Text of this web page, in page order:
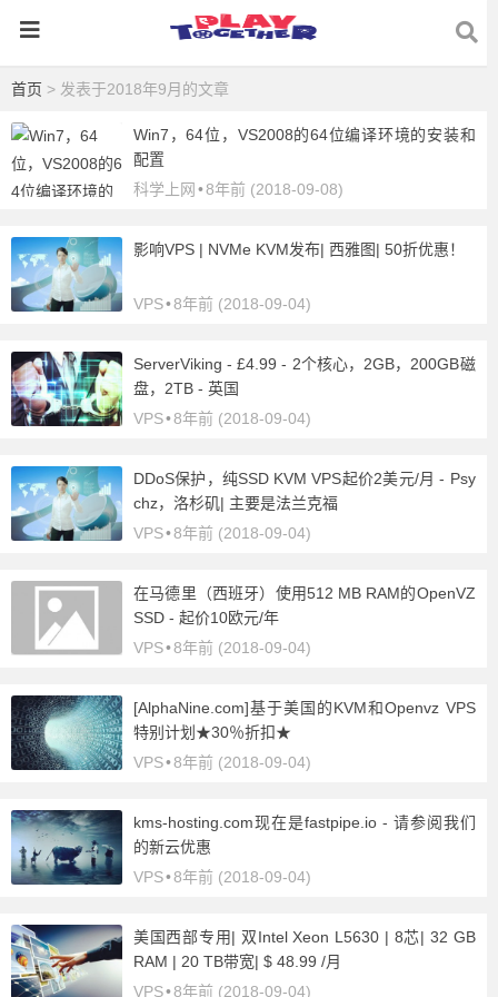
首页 > 发表于2018年9月的文章
Win7，64位，VS2008的64位编译环境的安装和
配置
科学上网 •8年前 (2018-09-08)
影响VPS | NVMe KVM发布| 西雅图| 50折优惠！
VPS•8年前 (2018-09-04)
ServerViking - £4.99 - 2个核心，2GB，200GB磁
盘，2TB - 英国
VPS•8年前 (2018-09-04)
DDoS保护，纯SSD KVM VPS起价2美元/月 - Psy
chz，洛杉矶| 主要是法兰克福
VPS•8年前 (2018-09-04)
在马德里（西班牙）使用512 MB RAM的OpenVZ
SSD - 起价10欧元/年
VPS•8年前 (2018-09-04)
[AlphaNine.com]基于美国的KVM和Openvz VPS
特别计划★30％折扣★
VPS•8年前 (2018-09-04)
kms-hosting.com现在是fastpipe.io - 请参阅我们
的新云优惠
VPS•8年前 (2018-09-04)
美国西部专用| 双Intel Xeon L5630 | 8芯| 32 GB
RAM | 20 TB带宽| $ 48.99 /月
VPS•8年前 (2018-09-04)